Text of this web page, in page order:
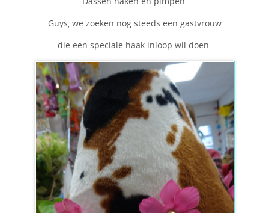
Guys, we zoeken nog steeds een gastvrouw
die een speciale haak inloop wil doen.